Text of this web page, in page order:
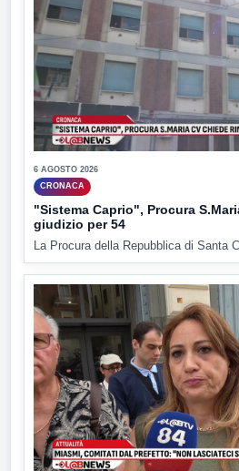
6 AGOSTO 2026
CRONACA
"Sistema Caprio", Procura
giudizio per 54
La Procura della Repubblica di Santa